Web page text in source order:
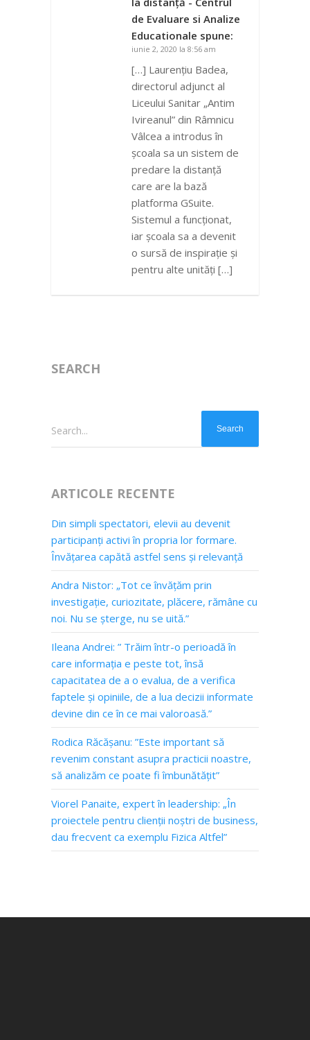
de Evaluare si Analize
Educationale spune:
iunie 2, 2020 la 8:56 am
[…] Laurențiu Badea,
directorul adjunct al
Liceului Sanitar „Antim
Ivireanul” din Râmnicu
Vâlcea a introdus în
școala sa un sistem de
predare la distanță
care are la bază
platforma GSuite.
Sistemul a funcționat,
iar școala sa a devenit
o sursă de inspirație și
pentru alte unități […]
SEARCH
Search...
ARTICOLE RECENTE
Din simpli spectatori, elevii au devenit
participanți activi în propria lor formare.
Învățarea capătă astfel sens și relevanță
Andra Nistor: „Tot ce învățăm prin
investigație, curiozitate, plăcere, rămâne cu
noi. Nu se șterge, nu se uită.”
Ileana Andrei: ” Trăim într-o perioadă în
care informația e peste tot, însă
capacitatea de a o evalua, de a verifica
faptele și opiniile, de a lua decizii informate
devine din ce în ce mai valoroasă.”
Rodica Răcășanu: ”Este important să
revenim constant asupra practicii noastre,
să analizăm ce poate fi îmbunătățit”
Viorel Panaite, expert în leadership: „În
proiectele pentru clienții noștri de business,
dau frecvent ca exemplu Fizica Altfel”